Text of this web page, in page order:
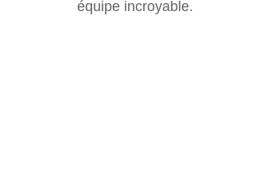
équipe incroyable.